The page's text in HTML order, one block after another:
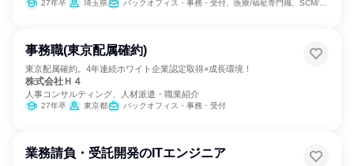
27年卒 埼玉県 バックオフィス・事務・受付、医療/福祉専門職、SCM/生産管理/購買/物流
事務職(東京配属確約)
東京配属確約。4年連続ホワイト企業認定取得×成長環境！
株式会社Ｈ４
人事コンサルティング、人材派遣・職業紹介
27年卒 東京都 バックオフィス・事務・受付
業務請負・受託開発のITエンジニア